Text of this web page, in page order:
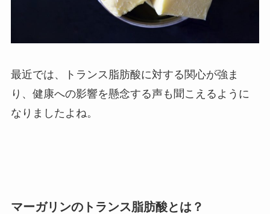
最近では、トランス脂肪酸に対する関心が強ま
り、健康への影響を懸念する声も聞こえるように
なりましたよね。
マーガリンのトランス脂肪酸とは？